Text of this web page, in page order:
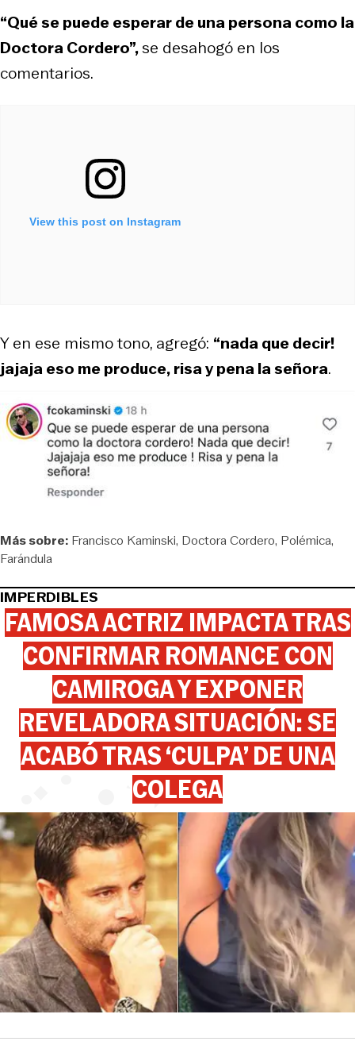
View this post on Instagram
“Qué se puede esperar de una persona como la
Doctora Cordero”,se desahogó en los
comentarios.
Y en ese mismo tono, agregó: “nada que decir!
jajaja eso me produce, risa y pena la señora.
Más sobre: Francisco Kaminski Doctora Cordero Polémica
Farándula
IMPERDIBLES
FAMOSA ACTRIZ IMPACTA TRAS
CONFIRMAR ROMANCE CON
CAMIROGA Y EXPONER
REVELADORA SITUACIÓN: SE
ACABÓ TRAS ‘CULPA’ DE UNA
COLEGA